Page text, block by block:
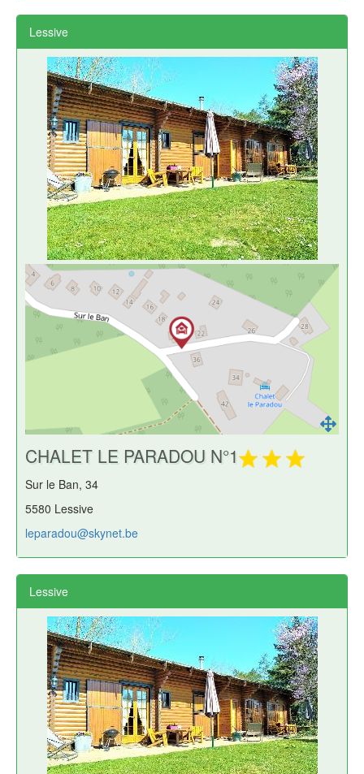
Lessive
CHALET LE PARADOU N°1
Sur le Ban, 34
5580 Lessive
leparadou@skynet.be
Lessive